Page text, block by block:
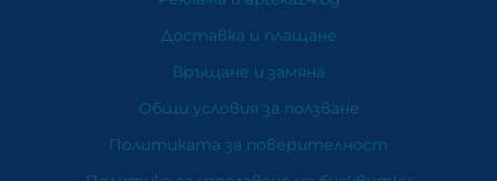
Доставка и плащане
Връщане и замяна
Общи условия за ползване
Политиката за поверителност